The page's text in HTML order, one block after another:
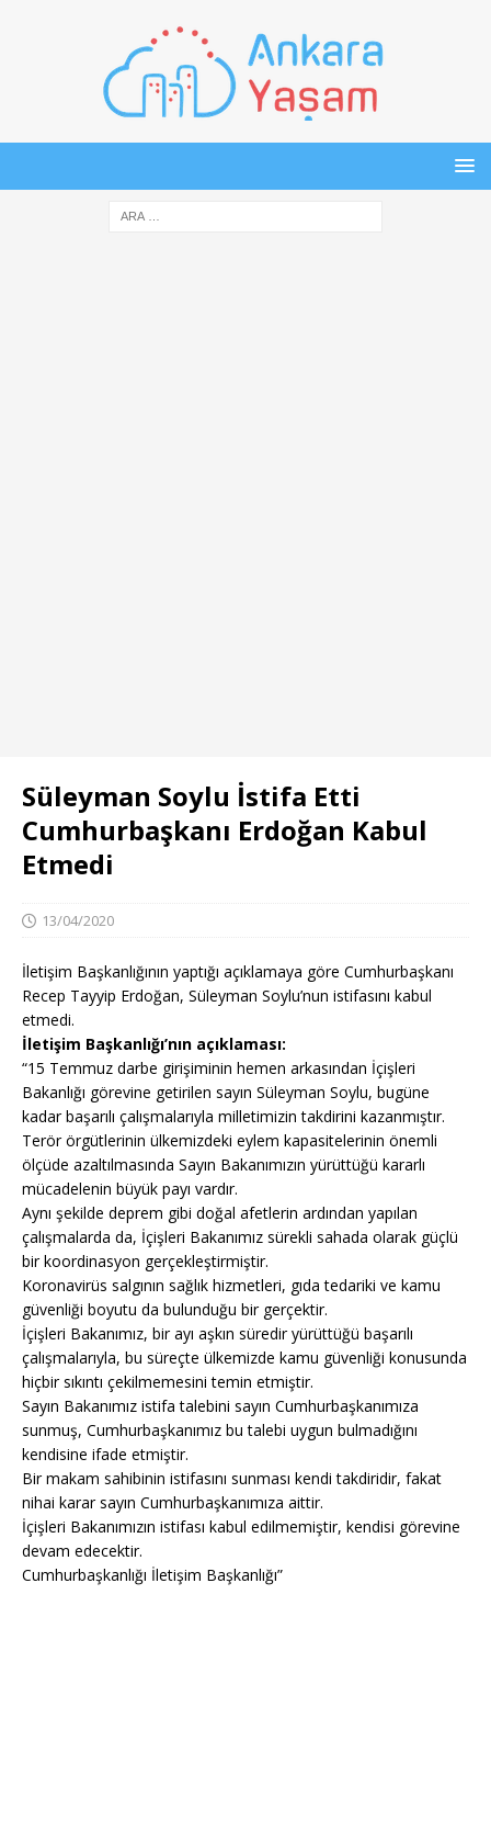
Süleyman Soylu İstifa Etti
Cumhurbaşkanı Erdoğan Kabul
Etmedi
13/04/2020
İletişim Başkanlığının yaptığı açıklamaya göre Cumhurbaşkanı
Recep Tayyip Erdoğan, Süleyman Soylu’nun istifasını kabul
etmedi.
İletişim Başkanlığı’nın açıklaması:
“15 Temmuz darbe girişiminin hemen arkasından İçişleri
Bakanlığı görevine getirilen sayın Süleyman Soylu, bugüne
kadar başarılı çalışmalarıyla milletimizin takdirini kazanmıştır.
Terör örgütlerinin ülkemizdeki eylem kapasitelerinin önemli
ölçüde azaltılmasında Sayın Bakanımızın yürüttüğü kararlı
mücadelenin büyük payı vardır.
Aynı şekilde deprem gibi doğal afetlerin ardından yapılan
çalışmalarda da, İçişleri Bakanımız sürekli sahada olarak güçlü
bir koordinasyon gerçekleştirmiştir.
Koronavirüs salgının sağlık hizmetleri, gıda tedariki ve kamu
güvenliği boyutu da bulunduğu bir gerçektir.
İçişleri Bakanımız, bir ayı aşkın süredir yürüttüğü başarılı
çalışmalarıyla, bu süreçte ülkemizde kamu güvenliği konusunda
hiçbir sıkıntı çekilmemesini temin etmiştir.
Sayın Bakanımız istifa talebini sayın Cumhurbaşkanımıza
sunmuş, Cumhurbaşkanımız bu talebi uygun bulmadığını
kendisine ifade etmiştir.
Bir makam sahibinin istifasını sunması kendi takdiridir, fakat
nihai karar sayın Cumhurbaşkanımıza aittir.
İçişleri Bakanımızın istifası kabul edilmemiştir, kendisi görevine
devam edecektir.
Cumhurbaşkanlığı İletişim Başkanlığı”